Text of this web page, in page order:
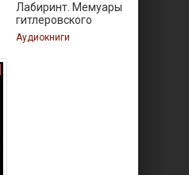
Лабиринт. Мемуары
гитлеровского
Аудиокниги